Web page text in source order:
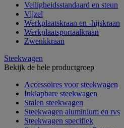
Veiligheidsstandaard en steun
Vijzel
Werkplaatskraan en -hijskraan
Werkplaatsportaalkraan
Zwenkkraan
Steekwagen
Bekijk de hele productgroep
Accessoires voor steekwagen
Inklapbare steekwagen
Stalen steekwagen
Steekwagen aluminium en rvs
Steekwagen specifiek